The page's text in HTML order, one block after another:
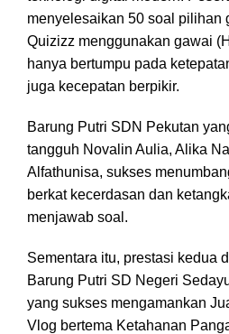
menyelesaikan 50 soal pilihan
Quizizz menggunakan gawai
hanya bertumpu pada
juga kecepatan berpikir.
Barung Putri SDN Pekutan
tangguh Novalin Aulia, Alika
Alfathunisa, sukses
berkat kecerdasan dan
menjawab soal.
Sementara itu, prestasi kedua
Barung Putri SD Negeri
yang sukses mengamankan
Vlog bertema Ketahanan